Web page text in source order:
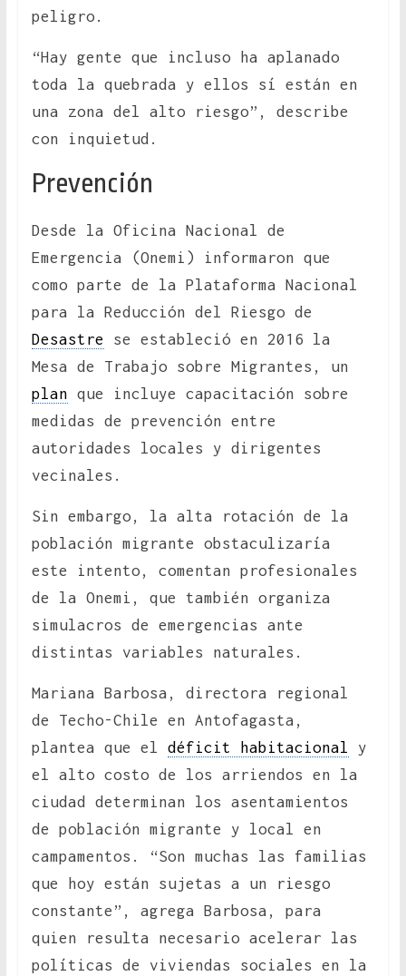
peligro.
“Hay gente que incluso ha aplanado
toda la quebrada y ellos sí están en
una zona del alto riesgo”, describe
con inquietud.
Prevención
Desde la Oficina Nacional de
Emergencia (Onemi) informaron que
como parte de la Plataforma Nacional
para la Reducción del Riesgo de
Desastre se estableció en 2016 la
Mesa de Trabajo sobre Migrantes, un
plan que incluye capacitación sobre
medidas de prevención entre
autoridades locales y dirigentes
vecinales.
Sin embargo, la alta rotación de la
población migrante obstaculizaría
este intento, comentan profesionales
de la Onemi, que también organiza
simulacros de emergencias ante
distintas variables naturales.
Mariana Barbosa, directora regional
de Techo-Chile en Antofagasta,
plantea que el déficit habitacional y
el alto costo de los arriendos en la
ciudad determinan los asentamientos
de población migrante y local en
campamentos. “Son muchas las familias
que hoy están sujetas a un riesgo
constante”, agrega Barbosa, para
quien resulta necesario acelerar las
políticas de viviendas sociales en la